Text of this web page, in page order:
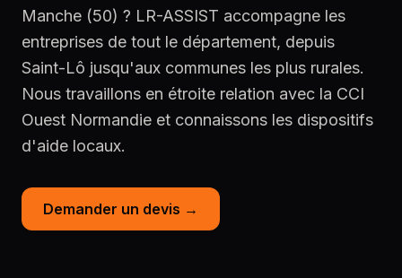
Manche (50) ? LR-ASSIST accompagne les
entreprises de tout le département, depuis
Saint-Lô jusqu'aux communes les plus rurales.
Nous travaillons en étroite relation avec la CCI
Ouest Normandie et connaissons les dispositifs
d'aide locaux.
Demander un devis →